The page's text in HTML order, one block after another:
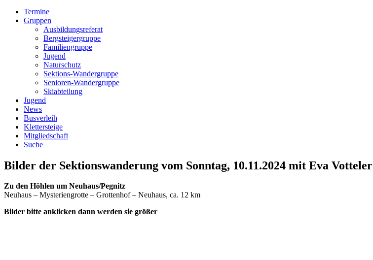
Termine
Gruppen
Ausbildungsreferat
Bergsteigergruppe
Familiengruppe
Jugend
Naturschutz
Sektions-Wandergruppe
Senioren-Wandergruppe
Skiabteilung
Jugend
News
Busverleih
Klettersteige
Mitgliedschaft
Suche
Bilder der Sektionswanderung vom Sonntag, 10.11.2024 mit Eva Votteler
Zu den Höhlen um Neuhaus/Pegnitz
Neuhaus – Mysteriengrotte – Grottenhof – Neuhaus, ca. 12 km
Bilder bitte anklicken dann werden sie größer